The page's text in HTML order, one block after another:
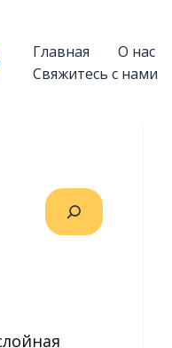
Главная О нас
Свяжитесь с нами